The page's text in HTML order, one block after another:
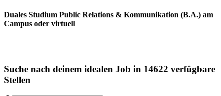
Duales Studium Public Relations & Kommunikation (B.A.) am
Campus oder virtuell
Suche nach deinem idealen Job in 14622 verfügbare
Stellen